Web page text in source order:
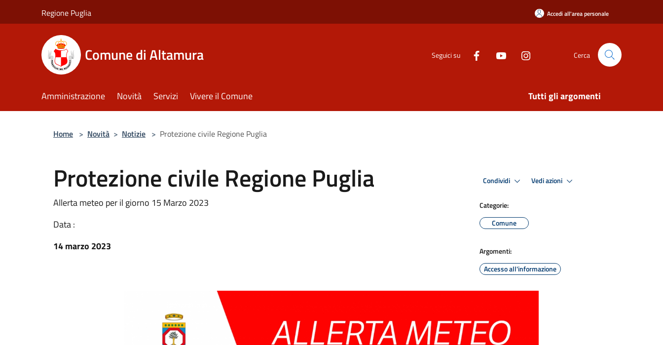
Regione Puglia Accedi all'area personale
Comune di Altamura Seguici su Cerca
Amministrazione Novità Servizi Vivere il Comune Tutti gli argomenti
Home > Novità > Notizie > Protezione civile Regione Puglia
Protezione civile Regione Puglia
Allerta meteo per il giorno 15 Marzo 2023
Data :
14 marzo 2023
Condividi Vedi azioni
Categorie:
Comune
Argomenti:
Accesso all'informazione